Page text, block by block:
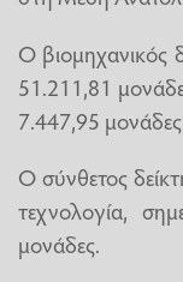
Ο βιομηχανικός
51.211,81
7.447,95
Ο σύνθετος
τεχνολογία,
μονάδες.